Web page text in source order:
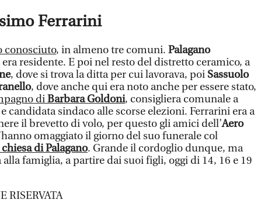
Ferrarini
conosciuto, in almeno tre comuni. Palagano
residente. E poi nel resto del distretto ceramico, a
, dove si trova la ditta per cui lavorava, poi Sassuolo
, dove anche qui era noto anche per essere stato,
diBarbara Goldoni, consigliera comunale a
candidata sindaco alle scorse elezioni. Ferrarini era a
il brevetto di volo, per questo gli amici dell’Aero
omaggiato il giorno del suo funerale col
chiesa di Palagano. Grande il cordoglio dunque, ma
famiglia, a partire dai suoi figli, oggi di 14, 16 e 19
RISERVATA